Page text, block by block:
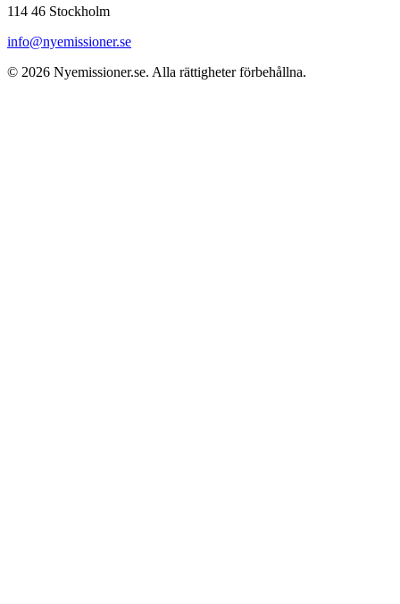
114 46 Stockholm
info@nyemissioner.se
© 2026 Nyemissioner.se. Alla rättigheter förbehållna.